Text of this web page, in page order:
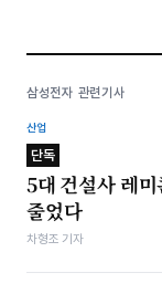
삼성전자 관련기사
산업
단독
5대 건설사 레
줄었다
차형조 기자